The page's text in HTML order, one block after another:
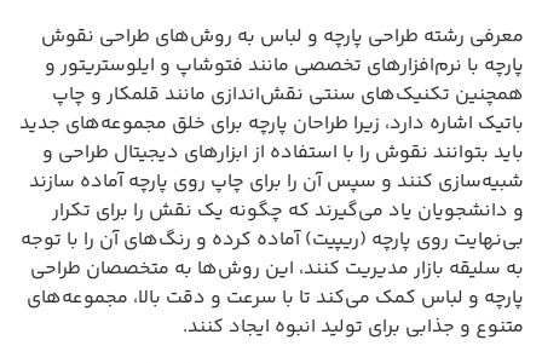
معرفی رشته طراحی پارچه و لباس به روش‌های طراحی نقوش
پارچه با نرم‌افزارهای تخصصی مانند فتوشاپ و ایلوستریتور و
همچنین تکنیک‌های سنتی نقش‌اندازی مانند قلمکار و چاپ
باتیک اشاره دارد، زیرا طراحان پارچه برای خلق مجموعه‌های جدید
باید بتوانند نقوش را با استفاده از ابزارهای دیجیتال طراحی و
شبیه‌سازی کنند و سپس آن را برای چاپ روی پارچه آماده سازند
و دانشجویان یاد می‌گیرند که چگونه یک نقش را برای تکرار
بی‌نهایت روی پارچه (ریپیت) آماده کرده و رنگ‌های آن را با توجه
به سلیقه بازار مدیریت کنند، این روش‌ها به متخصصان طراحی
پارچه و لباس کمک می‌کند تا با سرعت و دقت بالا، مجموعه‌های
متنوع و جذابی برای تولید انبوه ایجاد کنند.